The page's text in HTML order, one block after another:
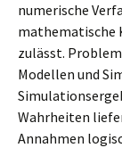
numerische
mathematische
zulässt.
Modellen und
Wahrheiten
Annahmen